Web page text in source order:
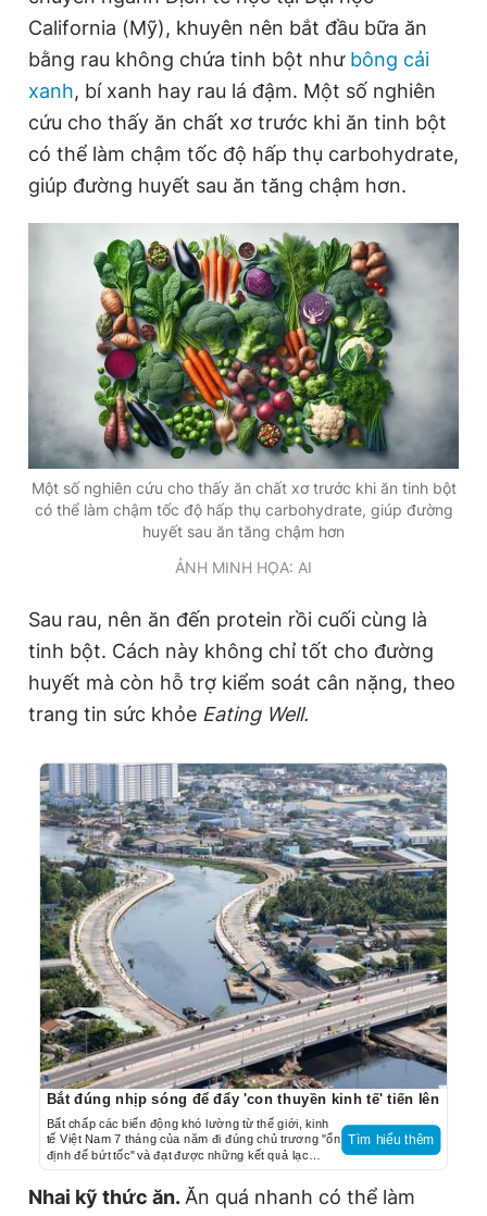
California (Mỹ), khuyên nên bắt đầu bữa ăn
bằng rau không chứa tinh bột như bông cải
xanh, bí xanh hay rau lá đậm. Một số nghiên
cứu cho thấy ăn chất xơ trước khi ăn tinh bột
có thể làm chậm tốc độ hấp thụ carbohydrate,
giúp đường huyết sau ăn tăng chậm hơn.
Một số nghiên cứu cho thấy ăn chất xơ trước khi ăn tinh bột
có thể làm chậm tốc độ hấp thụ carbohydrate, giúp đường
huyết sau ăn tăng chậm hơn
ẢNH MINH HỌA: AI
Sau rau, nên ăn đến protein rồi cuối cùng là
tinh bột. Cách này không chỉ tốt cho đường
huyết mà còn hỗ trợ kiểm soát cân nặng, theo
trang tin sức khỏe Eating Well.
Bắt đúng nhịp sóng để đẩy 'con thuyền kinh tế' tiến lên
Bất chấp các biến động khó lường từ thế giới, kinh
tế Việt Nam 7 tháng của năm đi đúng chủ trương "ổn
định để bứt tốc" và đạt được những kết quả lạc
quan.
Tìm hiểu thêm
Nhai kỹ thức ăn.Ăn quá nhanh có thể làm